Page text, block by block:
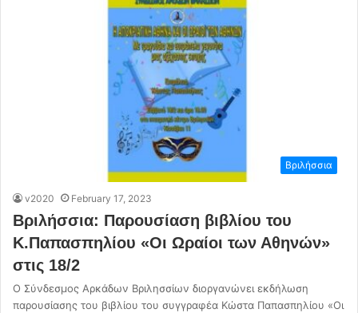
Βριλήσσια
v2020 February 17, 2023
Βριλήσσια: Παρουσίαση βιβλίου του
Κ.Παπασπηλίου «Οι Ωραίοι των Αθηνών»
στις 18/2
Ο Σύνδεσμος Αρκάδων Βριλησσίων διοργανώνει εκδήλωση
παρουσίασης του βιβλίου του συγγραφέα Κώστα Παπασπηλίου «Οι